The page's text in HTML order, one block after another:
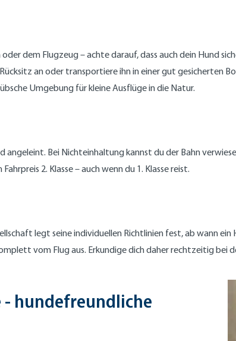
dem Flugzeug – achte darauf, dass auch dein Hund
an oder transportiere ihn in einer gut gesicherten
Umgebung für kleine Ausflüge in die Natur.
Bei Nichteinhaltung kannst du der Bahn
2. Klasse – auch wenn du 1. Klasse reist.
legt seine individuellen Richtlinien fest, ab wann
vom Flug aus. Erkundige dich daher rechtzeitig bei
- hundefreundliche